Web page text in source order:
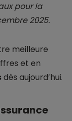
pour la
2025.
meilleure
et en
dès aujourd’hui.